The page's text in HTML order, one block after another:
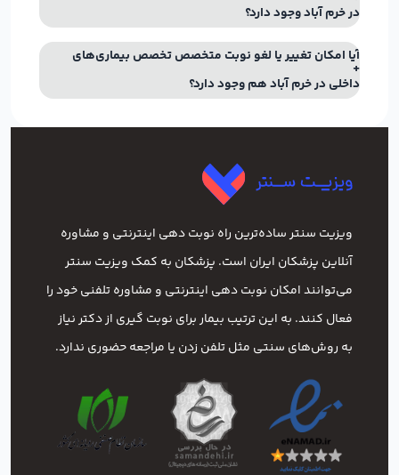
در خرم آباد وجود دارد؟
آیا امکان تغییر یا لغو نوبت متخصص تخصص بیماری‌های
داخلی در خرم آباد هم وجود دارد؟
ویزیت سنتر ساده‌ترین راه نوبت‌ دهی اینترنتی و مشاوره
آنلاین پزشکان ایران است. پزشکان به کمک ویزیت سنتر
می‌توانند امکان نوبت دهی اینترنتی و مشاوره تلفنی خود را
فعال کنند. به این ترتیب بیمار برای نوبت گیری از دکتر نیاز
به روش‌های سنتی مثل تلفن زدن یا مراجعه حضوری ندارد.